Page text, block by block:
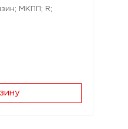
МКПП; R;